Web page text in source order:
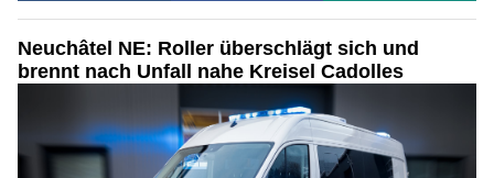
Neuchâtel NE: Roller überschlägt sich und
brennt nach Unfall nahe Kreisel Cadolles